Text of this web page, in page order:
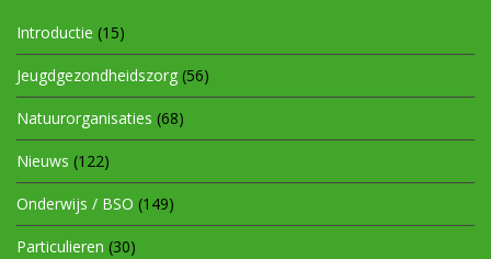
Introductie (15)
Jeugdgezondheidszorg (56)
Natuurorganisaties (68)
Nieuws (122)
Onderwijs / BSO (149)
Particulieren (30)